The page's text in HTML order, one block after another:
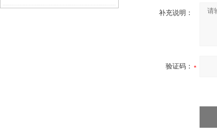
补充说明：
验证码：